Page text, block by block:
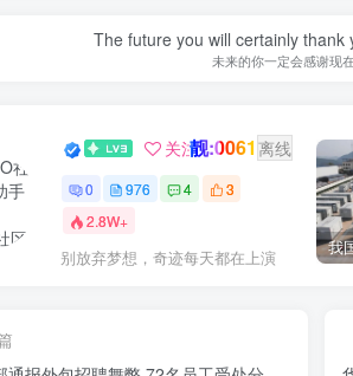
Real dream is the other
真正的梦就是现实
GOGO社区新闻助手
关注靓:0061 离线
0 976 4
3
2.8W+
横跨在你和你的梦想之间的唯一的